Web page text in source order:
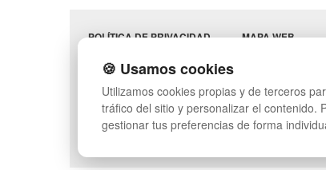
POLÍTICA DE PRIVACIDAD
CAMBIOS Y
DEVOLUCIONES
CONTACTO
QUIENES SOMOS
MAPA WEB
SÍGUENOS:
🍪 Usamos cookies
Utilizamos cookies propias y de terceros
tráfico del sitio y personalizar el contenido.
gestionar tus preferencias de forma